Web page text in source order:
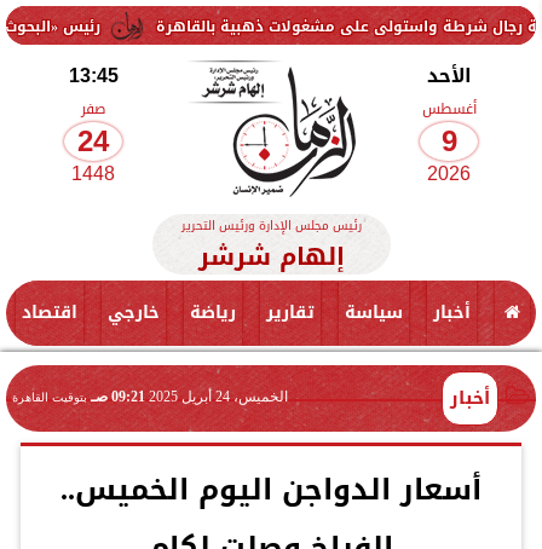
رئيس «البحوث الزراعية» على مشغولات ذهبية بالقاهرة
الأحد
أغسطس
9
2026
13:45
صفر
24
1448
رئيس مجلس الإدارة ورئيس التحرير
إلهام شرشر
أخبار سياسة تقارير رياضة خارجي اقتصاد
أخبار الخميس، 24 أبريل 2025 09:21 صـ بتوقيت القاهرة
أسعار الدواجن اليوم الخميس..